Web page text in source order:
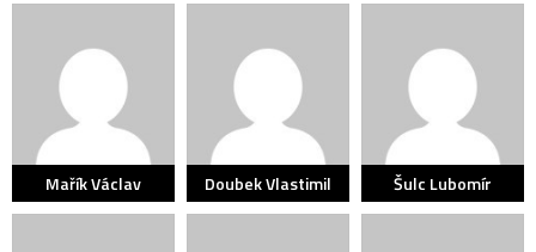
Mařík Václav Doubek Vlastimil Šulc Lubomír